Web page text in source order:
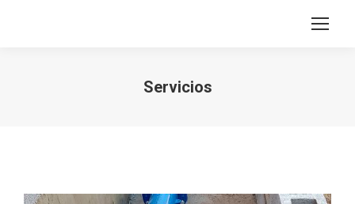
Servicios